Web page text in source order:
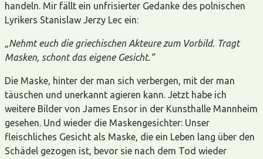
handeln. Mir fällt ein unfrisierter Gedanke des polnischen
Lyrikers Stanislaw Jerzy Lec ein:
„Nehmt euch die griechischen Akteure zum Vorbild. Tragt
Masken, schont das eigene Gesicht.“
Die Maske, hinter der man sich verbergen, mit der man
täuschen und unerkannt agieren kann. Jetzt habe ich
weitere Bilder von James Ensor in der Kunsthalle Mannheim
gesehen. Und wieder die Maskengesichter: Unser
fleischliches Gesicht als Maske, die ein Leben lang über den
Schädel gezogen ist, bevor sie nach dem Tod wieder